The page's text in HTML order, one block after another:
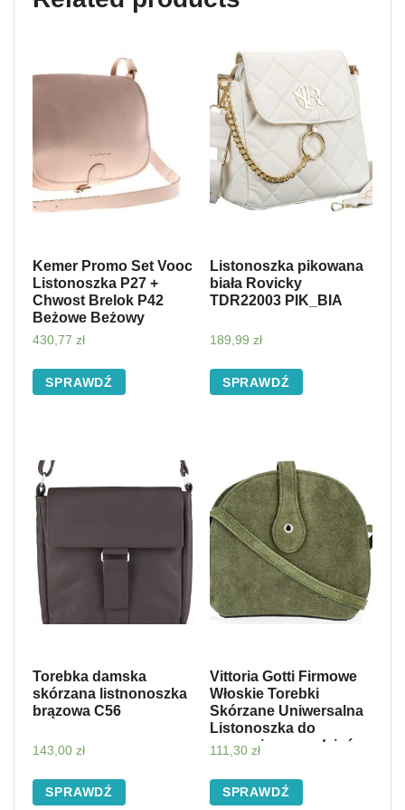
Kemer Promo Set Vooc
Listonoszka P27 +
Chwost Brelok P42
Beżowe Beżowy
430,77 zł
SPRAWDŹ
Listonoszka pikowana
biała Rovicky
TDR22003 PIK_BIA
189,99 zł
SPRAWDŹ
Torebka damska
skórzana listnonoszka
brązowa C56
143,00 zł
SPRAWDŹ
Vittoria Gotti Firmowe
Włoskie Torebki
Skórzane Uniwersalna
Listonoszka do
noszenia na co dzień
111,30 zł
SPRAWDŹ